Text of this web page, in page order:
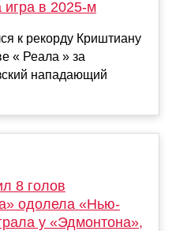
в 2025-м
к рекорду Криштиану
« Реала » за
нападающий
8 голов
одолела «Нью-
у «Эдмонтона»,